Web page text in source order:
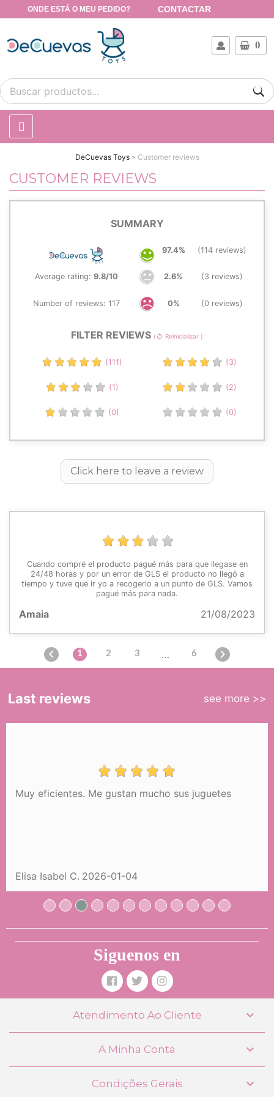
ONDE ESTÁ O MEU PEDIDO? CONTACTAR
0
DeCuevas Toys Customer reviews
CUSTOMER REVIEWS
SUMMARY
97.4% (114 reviews)
Average rating: 9.8/10 2.6% (3 reviews)
Number of reviews: 117 0% (0 reviews)
FILTER REVIEWS ( sync Reinicializar )
(111) (3)
(1) (2)
(0) (0)
Click here to leave a review
Cuando compré el producto pagué más para que llegase en
24/48 horas y por un error de GLS el producto no llegó a
tiempo y tuve que ir yo a recogerlo a un punto de GLS. Vamos
pagué más para nada.
Amaia 21/08/2023
 1 2 3 … 6 
Last reviews see more >>
Muy eficientes. Me gustan mucho sus juguetes
Elisa Isabel C. 2026-01-04
Siguenos en
Atendimento Ao Cliente 
A Minha Conta 
Condições Gerais 